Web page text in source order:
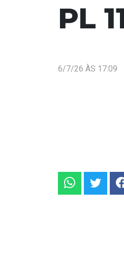
PL
6/7/26 ÀS 17:09